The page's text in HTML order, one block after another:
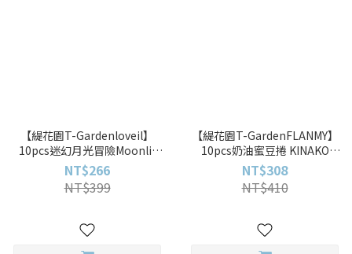
【緹花園T-Gardenloveil】
10pcs迷幻月光冒險Moonlit
Beige彩色日拋
NT$266
NT$399
【緹花園T-GardenFLANMY】
10pcs奶油蜜豆捲 KINAKO
ROLL彩色日拋
NT$308
NT$410